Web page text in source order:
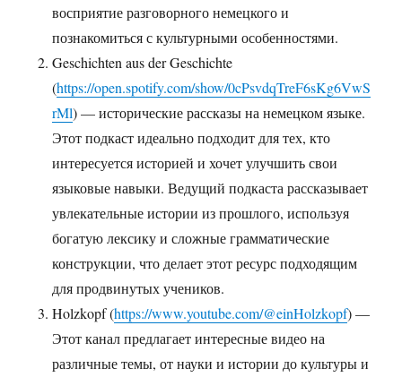
восприятие разговорного немецкого и
познакомиться с культурными особенностями.
Geschichten aus der Geschichte
(https://open.spotify.com/show/0cPsvdqTreF6sKg6VwS
rMl) — исторические рассказы на немецком языке.
Этот подкаст идеально подходит для тех, кто
интересуется историей и хочет улучшить свои
языковые навыки. Ведущий подкаста рассказывает
увлекательные истории из прошлого, используя
богатую лексику и сложные грамматические
конструкции, что делает этот ресурс подходящим
для продвинутых учеников.
Holzkopf (https://www.youtube.com/@einHolzkopf) —
Этот канал предлагает интересные видео на
различные темы, от науки и истории до культуры и